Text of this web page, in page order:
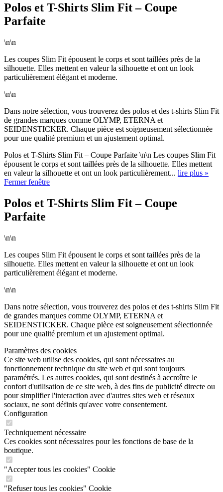
Polos et T-Shirts Slim Fit – Coupe
Parfaite
\n\n
Les coupes Slim Fit épousent le corps et sont taillées près de la
silhouette. Elles mettent en valeur la silhouette et ont un look
particulièrement élégant et moderne.
\n\n
Dans notre sélection, vous trouverez des polos et des t-shirts Slim Fit
de grandes marques comme OLYMP, ETERNA et
SEIDENSTICKER. Chaque pièce est soigneusement sélectionnée
pour une qualité premium et un ajustement optimal.
Polos et T-Shirts Slim Fit – Coupe Parfaite \n\n Les coupes Slim Fit
épousent le corps et sont taillées près de la silhouette. Elles mettent
en valeur la silhouette et ont un look particulièrement... lire plus »
Fermer fenêtre
Polos et T-Shirts Slim Fit – Coupe
Parfaite
\n\n
Les coupes Slim Fit épousent le corps et sont taillées près de la
silhouette. Elles mettent en valeur la silhouette et ont un look
particulièrement élégant et moderne.
\n\n
Dans notre sélection, vous trouverez des polos et des t-shirts Slim Fit
de grandes marques comme OLYMP, ETERNA et
SEIDENSTICKER. Chaque pièce est soigneusement sélectionnée
pour une qualité premium et un ajustement optimal.
Paramètres des cookies
Ce site web utilise des cookies, qui sont nécessaires au
fonctionnement technique du site web et qui sont toujours
paramétrés. Les autres cookies, qui sont destinés à accroître le
confort d'utilisation de ce site web, à des fins de publicité directe ou
pour simplifier l'interaction avec d'autres sites web et réseaux
sociaux, ne sont définis qu'avec votre consentement.
Configuration
Techniquement nécessaire
Ces cookies sont nécessaires pour les fonctions de base de la
boutique.
"Accepter tous les cookies" Cookie
"Refuser tous les cookies" Cookie